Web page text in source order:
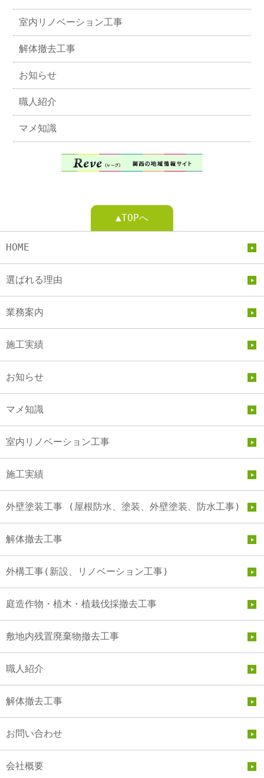
室内リノベーション工事
解体撤去工事
お知らせ
職人紹介
マメ知識
▲TOPへ
HOME
選ばれる理由
業務案内
施工実績
お知らせ
マメ知識
室内リノベーション工事
施工実績
外壁塗装工事 (屋根防水、塗装、外壁塗装、防水工事)
解体撤去工事
外構工事(新設、リノベーション工事)
庭造作物・植木・植栽伐採撤去工事
敷地内残置廃棄物撤去工事
職人紹介
解体撤去工事
お問い合わせ
会社概要